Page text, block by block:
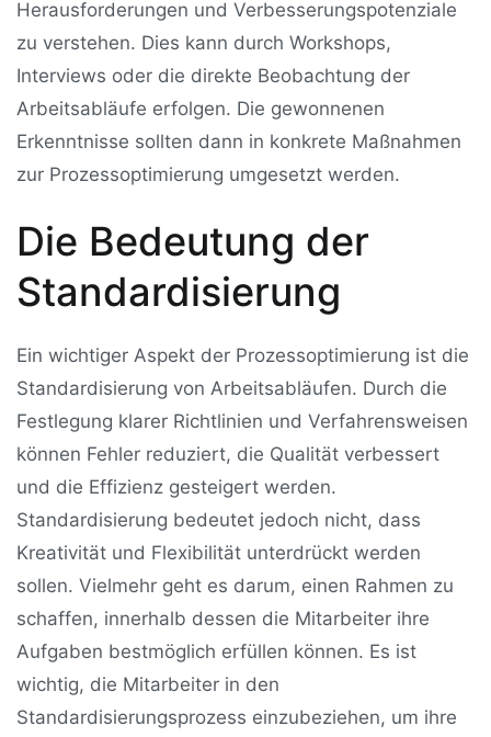
Herausforderungen und Verbesserungspotenziale
zu verstehen. Dies kann durch Workshops,
Interviews oder die direkte Beobachtung der
Arbeitsabläufe erfolgen. Die gewonnenen
Erkenntnisse sollten dann in konkrete Maßnahmen
zur Prozessoptimierung umgesetzt werden.
Die Bedeutung der
Standardisierung
Ein wichtiger Aspekt der Prozessoptimierung ist die
Standardisierung von Arbeitsabläufen. Durch die
Festlegung klarer Richtlinien und Verfahrensweisen
können Fehler reduziert, die Qualität verbessert
und die Effizienz gesteigert werden.
Standardisierung bedeutet jedoch nicht, dass
Kreativität und Flexibilität unterdrückt werden
sollen. Vielmehr geht es darum, einen Rahmen zu
schaffen, innerhalb dessen die Mitarbeiter ihre
Aufgaben bestmöglich erfüllen können. Es ist
wichtig, die Mitarbeiter in den
Standardisierungsprozess einzubeziehen, um ihre